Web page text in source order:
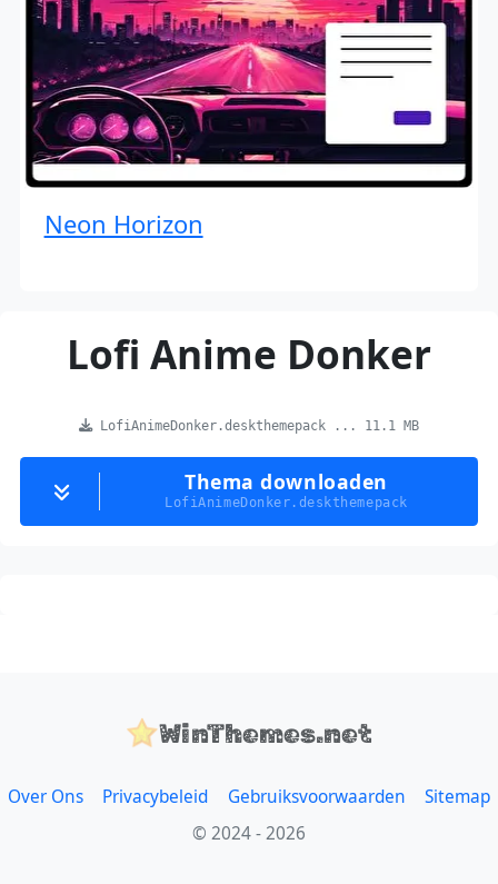
Neon Horizon
Lofi Anime Donker
LofiAnimeDonker.deskthemepack ... 11.1 MB
Thema downloaden
LofiAnimeDonker.deskthemepack
WinThemes.net
Over Ons Privacybeleid Gebruiksvoorwaarden
Sitemap
© 2024 - 2026